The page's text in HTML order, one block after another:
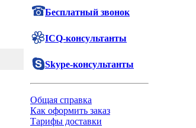
Бесплатный звонок
ICQ-консультанты
Skype-консультанты
Общая справка
Как оформить заказ
Тарифы доставки